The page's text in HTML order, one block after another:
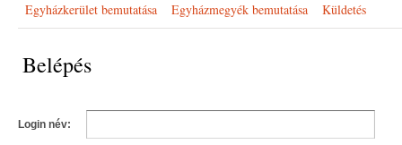
Egyházkerület bemutatása Egyházmegyék bemutatása Küldetés
Belépés
Login név: